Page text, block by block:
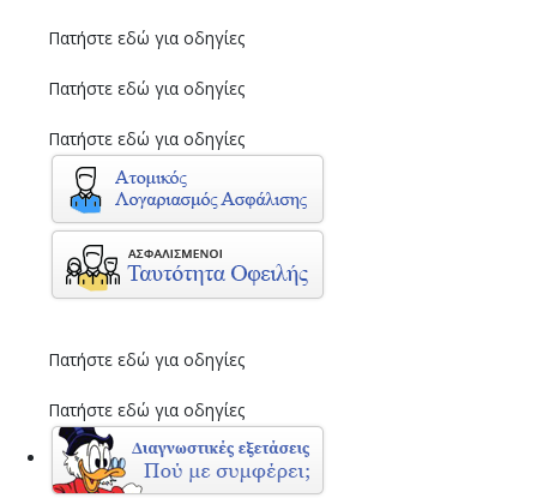
Πατήστε εδώ για οδηγίες
Πατήστε εδώ για οδηγίες
Πατήστε εδώ για οδηγίες
Πατήστε εδώ για οδηγίες
Πατήστε εδώ για οδηγίες